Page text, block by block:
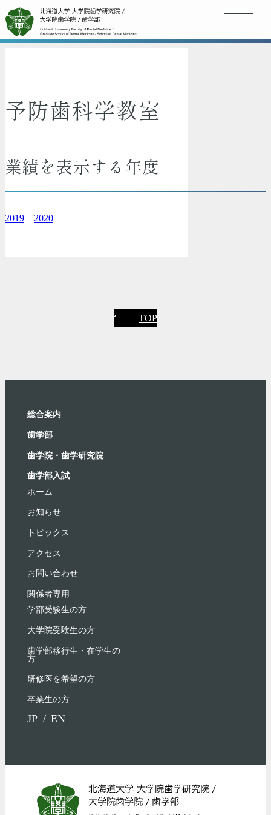
予防歯科学教室
業績を表示する年度
2019 2020
TOP
総合案内
⻭学部
歯学院・⻭学研究院
歯学部入試
ホーム
お知らせ
トピックス
アクセス
お問い合わせ
関係者専用
学部受験⽣の⽅
大学院受験生の方
歯学部移行生・在学⽣の
⽅
研修医を希望の方
卒業生の方
JP EN